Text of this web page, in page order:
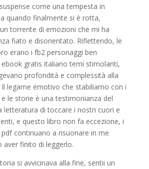
come una tempesta in
quando finalmente si è rotta,
torrente di emozioni che mi ha
fiato e disorientato. Riflettendo, le
erano i fb2 personaggi ben
ebook gratis italiano temi stimolanti,
profondità e complessità alla
legame emotivo che stabiliamo con i
le storie è una testimonianza del
letteratura di toccare i nostri cuori e
e questo libro non fa eccezione, i
continuano a risuonare in me
aver finito di leggerlo.
si avvicinava alla fine, sentii un